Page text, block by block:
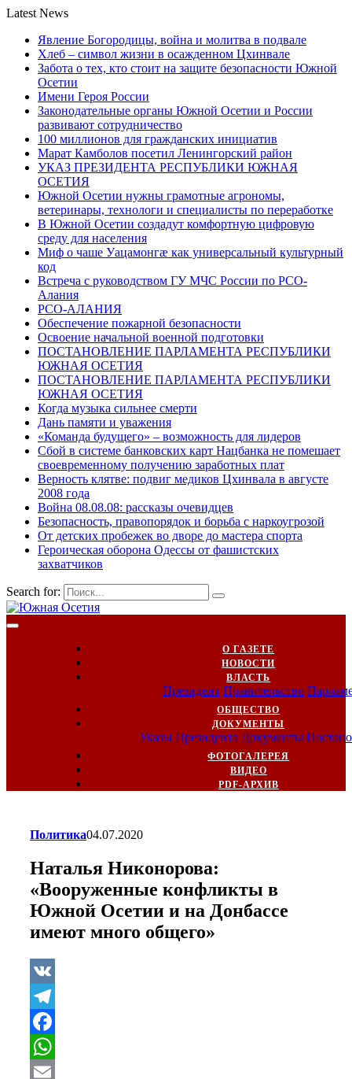
Latest News
Явление Богородицы, война и молитва в подвале
Хлеб – символ жизни в осажденном Цхинвале
Забота о тех, кто стоит на защите безопасности Южной
Осетии
Имени Героя России
Законодательные органы Южной Осетии и России
развивают сотрудничество
100 миллионов для гражданских инициатив
Марат Камболов посетил Ленингорский район
УКАЗ ПРЕЗИДЕНТА РЕСПУБЛИКИ ЮЖНАЯ
ОСЕТИЯ
Южной Осетии нужны грамотные агрономы,
ветеринары, технологи и специалисты по переработке
В Южной Осетии создадут комфортную цифровую
среду для населения
Миф о чаше Уацамонгæ как универсальный культурный
код
Встреча с руководством ГУ МЧС России по РСО-
Алания
РСО-АЛАНИЯ
Обеспечение пожарной безопасности
Освоение начальной военной подготовки
ПОСТАНОВЛЕНИЕ ПАРЛАМЕНТА РЕСПУБЛИКИ
ЮЖНАЯ ОСЕТИЯ
ПОСТАНОВЛЕНИЕ ПАРЛАМЕНТА РЕСПУБЛИКИ
ЮЖНАЯ ОСЕТИЯ
Когда музыка сильнее смерти
Дань памяти и уважения
«Команда будущего» – возможность для лидеров
Сбой в системе банковских карт Нацбанка не помешает
своевременному получению заработных плат
Верность клятве: подвиг медиков Цхинвала в августе
2008 года
Война 08.08.08: рассказы очевидцев
Безопасность, правопорядок и борьба с наркоугрозой
От детских пробежек во дворе до мастера спорта
Героическая оборона Одессы от фашистских
захватчиков
Search for:
О ГАЗЕТЕ
НОВОСТИ
ВЛАСТЬ
Президент Правительство
ОБЩЕСТВО
ДОКУМЕНТЫ
Указы Президента Документы
ФОТОГАЛЕРЕЯ
ВИДЕО
PDF-АРХИВ
Политика04.07.2020
Наталья Никонорова:
«Вооруженные конфликты в
Южной Осетии и на Донбассе
имеют много общего»
VK
Telegram
Facebook
WhatsApp